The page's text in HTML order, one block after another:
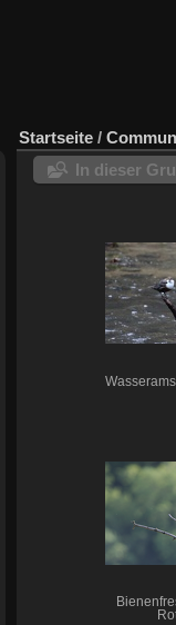
Startseite /
In dieser